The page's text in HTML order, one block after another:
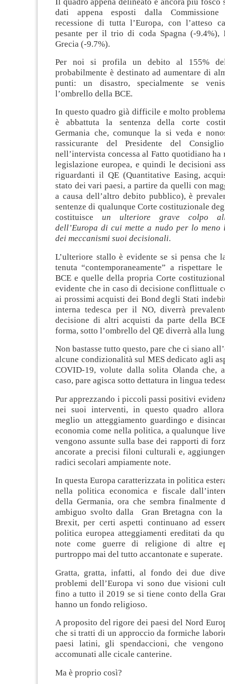
dati appena esposti dalla Commissione
recessione di tutta l’Europa, con l’atteso
pesante per il trio di coda Spagna (-9.4%),
Grecia (-9.7%).
Per noi si profila un debito al 155%
probabilmente è destinato ad aumentare di
punti: un disastro, specialmente se
l’ombrello della BCE.
In questo quadro già difficile e molto
è abbattuta la sentenza della corte
Germania che, comunque la si veda e
rassicurante del Presidente del
nell’intervista concessa al Fatto quotidiano ha
legislazione europea, e quindi le decisioni
riguardanti il QE (Quantitative Easing,
stato dei vari paesi, a partire da quelli con
a causa dell’altro debito pubblico), è
sentenze di qualunque Corte costituzionale
costituisce un ulteriore grave colpo
dell’Europa di cui mette a nudo per lo
dei meccanismi suoi decisionali.
L’ulteriore stallo è evidente se si pensa che
tenuta “contemporaneamente” a rispettare
BCE e quelle della propria Corte
evidente che in caso di decisione conflittuale
ai prossimi acquisti dei Bond degli Stati
interna tedesca per il NO, diverrà
decisione di altri acquisti da parte della
forma, sotto l’ombrello del QE diverrà alla
Non bastasse tutto questo, pare che ci siano
alcune condizionalità sul MES dedicato agli
COVID-19, volute dalla solita Olanda che,
caso, pare agisca sotto dettatura in lingua
Pur apprezzando i piccoli passi positivi
nei suoi interventi, in questo quadro
meglio un atteggiamento guardingo e
economia come nella politica, a qualunque
vengono assunte sulla base dei rapporti di
ancorate a precisi filoni culturali e,
radici secolari ampiamente note.
In questa Europa caratterizzata in politica
nella politica economica e fiscale
della Germania, ora che sembra
ambiguo svolto dalla Gran Bretagna con la
Brexit, per certi aspetti continuano ad
politica europea atteggiamenti ereditati da
note come guerre di religione di altre
purtroppo mai del tutto accantonate e superate.
Gratta, gratta, infatti, al fondo dei due
problemi dell’Europa vi sono due visioni
fino a tutto il 2019 se si tiene conto della
hanno un fondo religioso.
A proposito del rigore dei paesi del Nord
che si tratti di un approccio da formiche
paesi latini, gli spendaccioni, che vengono
accomunati alle cicale canterine.
Ma è proprio così?